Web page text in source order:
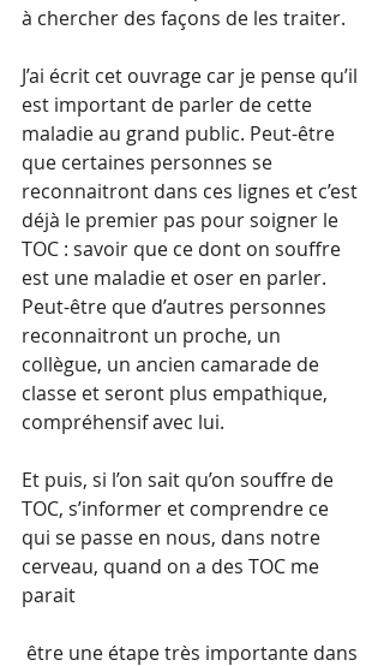
à chercher des façons de les traiter.
J’ai écrit cet ouvrage car je pense qu’il
est important de parler de cette
maladie au grand public. Peut-être
que certaines personnes se
reconnaitront dans ces lignes et c’est
déjà le premier pas pour soigner le
TOC : savoir que ce dont on souffre
est une maladie et oser en parler.
Peut-être que d’autres personnes
reconnaitront un proche, un
collègue, un ancien camarade de
classe et seront plus empathique,
compréhensif avec lui.
Et puis, si l’on sait qu’on souffre de
TOC, s’informer et comprendre ce
qui se passe en nous, dans notre
cerveau, quand on a des TOC me
parait